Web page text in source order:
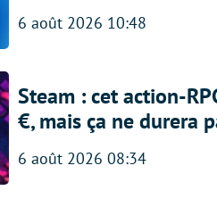
6 août 2026 10:48
Steam : cet action-
€, mais ça ne durera
6 août 2026 08:34